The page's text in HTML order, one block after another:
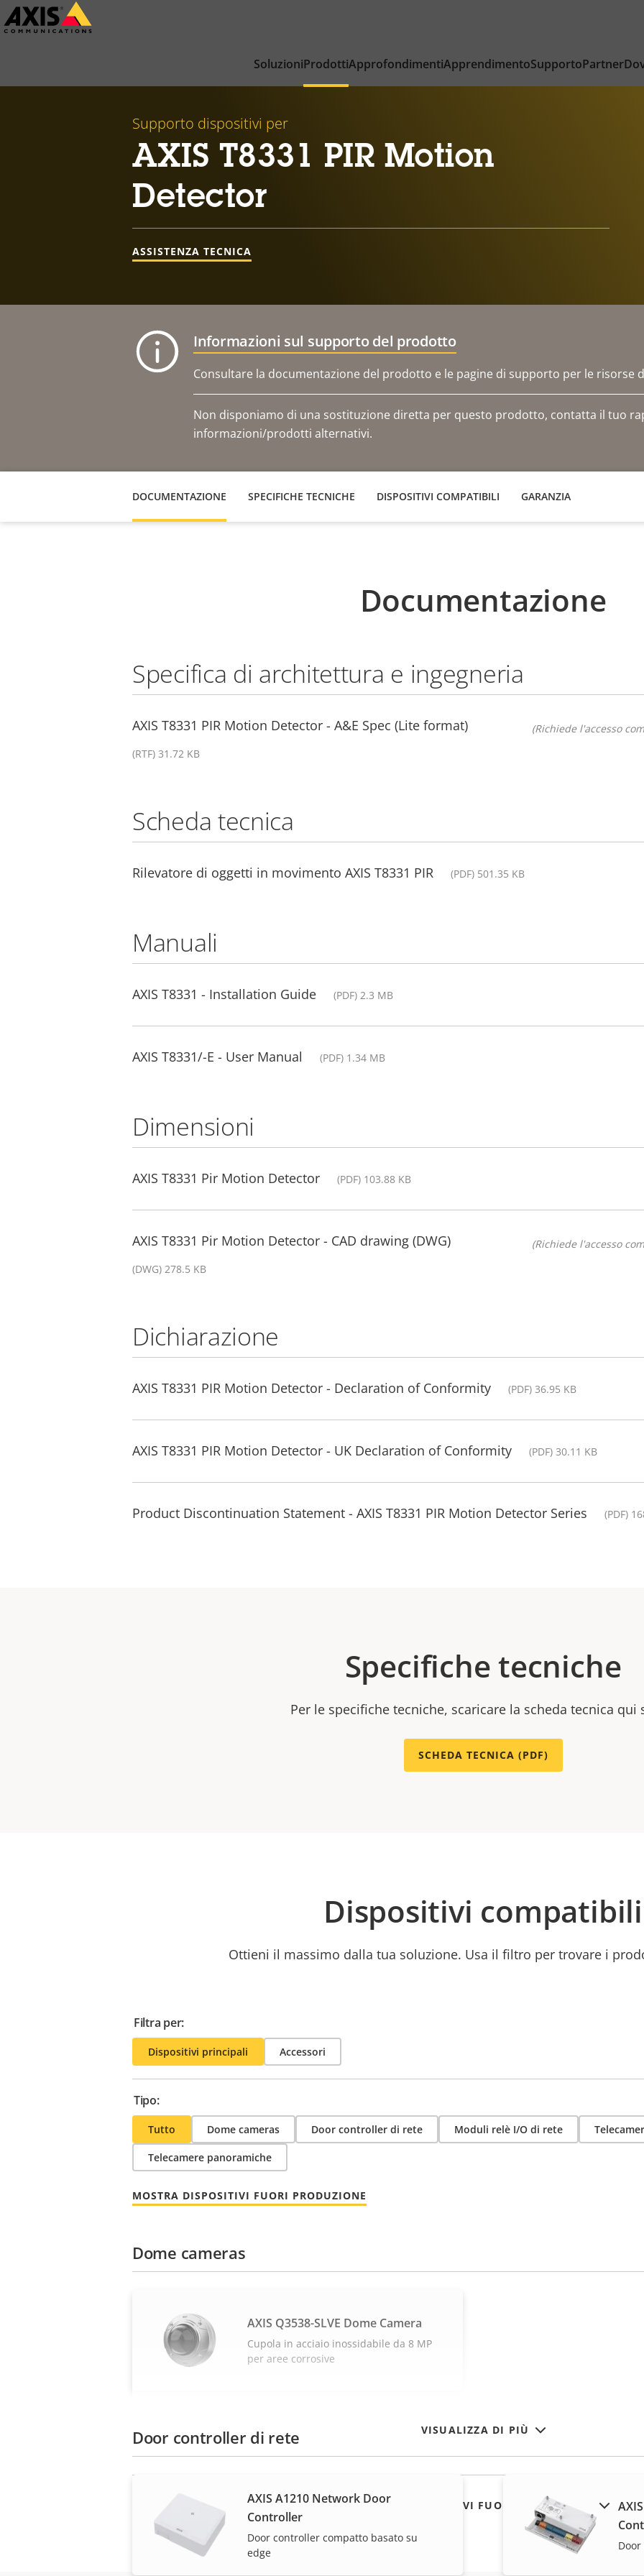
Salta
al
SoluzioniProdottiApprofondimentiApprendimentoSupportoPartner
Supporto dispositivi per
AXIS T8331 PIR Motion
Detector
ASSISTENZA TECNICA
Informazioni sul supporto del prodotto
Consultare la documentazione del prodotto e le pagine di supporto per le risorse
Non disponiamo di una sostituzione diretta per questo prodotto, contatta il tuo
informazioni/prodotti alternativi.
DOCUMENTAZIONE SPECIFICHE TECNICHE DISPOSITIVI COMPATIBILI GARANZIA
Documentazione
Specifica di architettura e ingegneria
AXIS T8331 PIR Motion Detector - A&E Spec (Lite format)
(RTF) 31.72 KB
(Richiede l'accesso
Scheda tecnica
Rilevatore di oggetti in movimento AXIS T8331 PIR (PDF) 501.35 KB
Manuali
AXIS T8331 - Installation Guide (PDF) 2.3 MB
AXIS T8331/-E - User Manual (PDF) 1.34 MB
Dimensioni
AXIS T8331 Pir Motion Detector (PDF) 103.88 KB
AXIS T8331 Pir Motion Detector - CAD drawing (DWG)
(DWG) 278.5 KB
(Richiede l'accesso
Dichiarazione
AXIS T8331 PIR Motion Detector - Declaration of Conformity (PDF) 36.95 KB
AXIS T8331 PIR Motion Detector - UK Declaration of Conformity (PDF) 30.11 KB
Product Discontinuation Statement - AXIS T8331 PIR Motion Detector Series (PDF)
Specifiche tecniche
Per le specifiche tecniche, scaricare la scheda tecnica qui
SCHEDA TECNICA (PDF)
Dispositivi compatibili
Ottieni il massimo dalla tua soluzione. Usa il filtro per trovare i
Filtra per:
Dispositivi principali Accessori
Tipo:
Tutto Dome cameras Door controller di rete Moduli relè I/O di rete
Telecamere panoramiche
MOSTRA DISPOSITIVI FUORI PRODUZIONE
VISUALIZZA DI PIÙ
Dome cameras
AXIS Q3538-SLVE Dome Camera
Cupola in acciaio inossidabile da 8 MP
per aree corrosive
Door controller di rete
AXIS A1210 Network Door
Controller
Door controller compatto basato su
edge
MOSTRA DISPOSITIVI FUORI PRODUZIONE